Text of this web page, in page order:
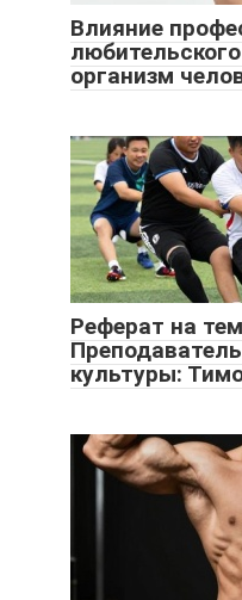
Влияние
организм
Реферат на
культуры: